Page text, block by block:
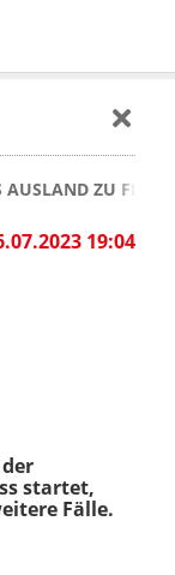
ZU
19:04
startet,
Fälle.